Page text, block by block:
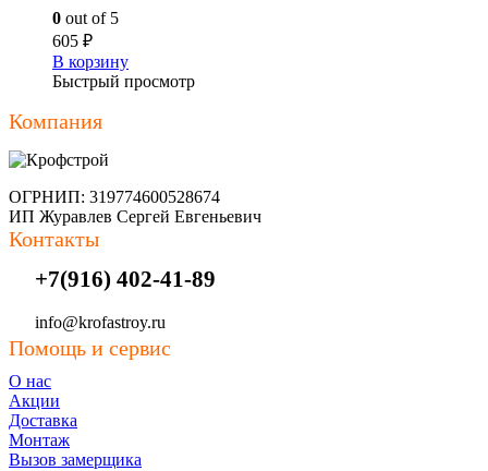
0 out of 5
605 ₽
В корзину
Быстрый просмотр
Компания
ОГРНИП: 319774600528674
ИП Журавлев Сергей Евгеньевич
Контакты
+7(916) 402-41-89
info@krofastroy.ru
Помощь и сервис
О нас
Акции
Доставка
Монтаж
Вызов замерщика